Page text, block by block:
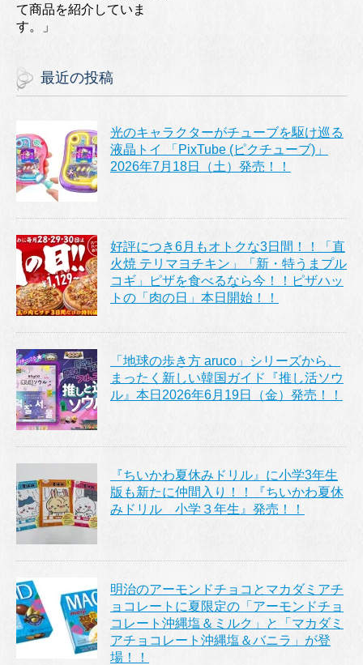
て商品を紹介していま
す。」
最近の投稿
光のキャラクターがチューブを駆け巡る
液晶トイ 「PixTube (ピクチューブ)」
2026年7月18日（土）発売！！
好評につき6月もオトクな3日間！！「直
火焼 テリマヨチキン」「新・特うまプル
コギ」ピザを食べるなら今！！ピザハッ
トの「肉の日」本日開始！！
「地球の歩き方 aruco」シリーズから、
まったく新しい韓国ガイド『推し活ソウ
ル』本日2026年6月19日（金）発売！！
『ちいかわ夏休みドリル』に小学3年生
版も新たに仲間入り！！『ちいかわ夏休
みドリル 小学３年生』発売！！
明治のアーモンドチョコとマカダミアチ
ョコレートに夏限定の「アーモンドチョ
コレート沖縄塩＆ミルク」と「マカダミ
アチョコレート沖縄塩＆バニラ」が登
場！！